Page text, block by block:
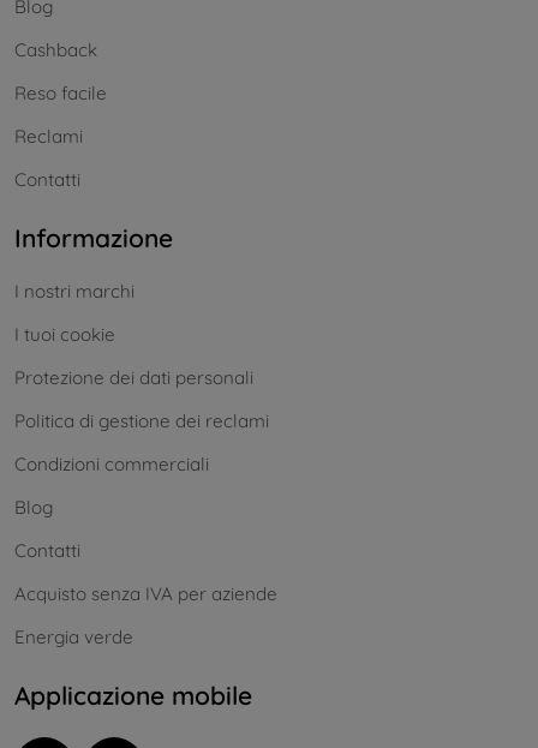
Blog
Cashback
Reso facile
Reclami
Contatti
Informazione
I nostri marchi
I tuoi cookie
Protezione dei dati personali
Politica di gestione dei reclami
Condizioni commerciali
Blog
Contatti
Acquisto senza IVA per aziende
Energia verde
Applicazione mobile